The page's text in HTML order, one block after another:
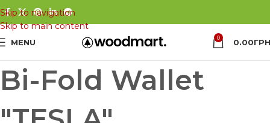
Skip to navigation
Skip to main content
MENU 0 0.00
Bi-Fold Wallet